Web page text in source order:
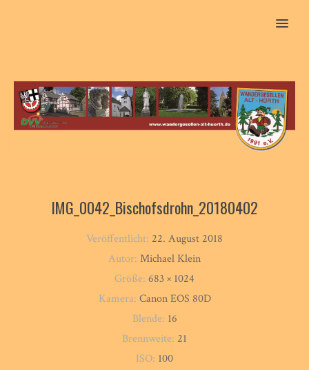
MENU
IMG_0042_Bischofsdrohn_20180402
Veröffentlicht: 22. August 2018
Autor: Michael Klein
Größe: 683 × 1024
Kamera: Canon EOS 80D
Blende: 16
Brennweite: 21
ISO: 100